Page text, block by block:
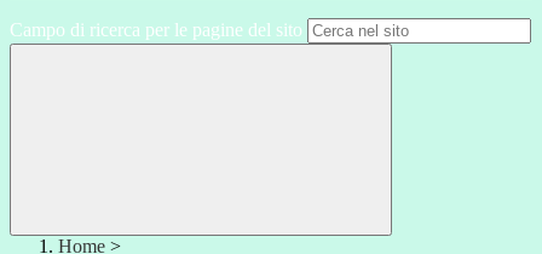
Campo di ricerca per le pagine del sito
Home >